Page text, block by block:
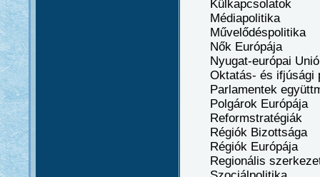
Külkapcsolatok
Médiapolitika
Művelődéspolitika
Nők Európája
Nyugat-európai Unió
Oktatás- és ifjúsági
Parlamentek
Polgárok Európája
Reformstratégiák
Régiók Bizottsága
Régiók Európája
Regionális